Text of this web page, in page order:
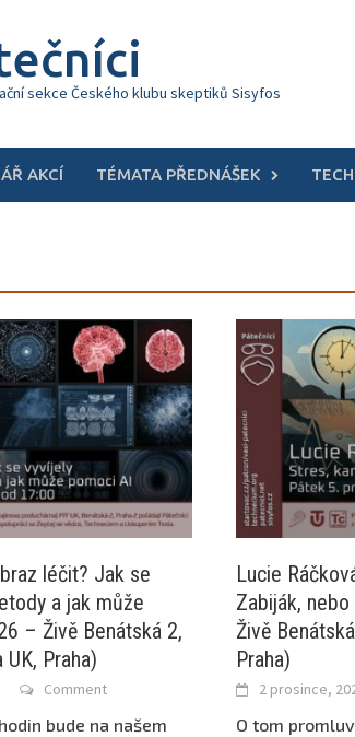
sekce Českého klubu skeptiků Sisyfos
AKCÍ TÉMATA PŘEDNÁŠEK
léčit? Jak se
a jak může
– Živě Benátská 2,
Praha)
Comment
bude na našem
Lucie
Zabiják,
Živě
Praha)
2 prosince,
O tom